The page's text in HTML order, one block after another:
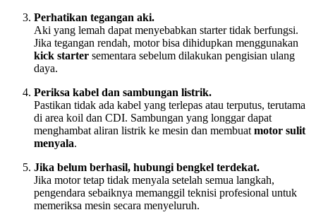
Perhatikan tegangan aki.
Aki yang lemah dapat menyebabkan starter tidak berfungsi.
Jika tegangan rendah, motor bisa dihidupkan menggunakan
kick starter sementara sebelum dilakukan pengisian ulang
daya.
Periksa kabel dan sambungan listrik.
Pastikan tidak ada kabel yang terlepas atau terputus, terutama
di area koil dan CDI. Sambungan yang longgar dapat
menghambat aliran listrik ke mesin dan membuat motor sulit
menyala.
Jika belum berhasil, hubungi bengkel terdekat.
Jika motor tetap tidak menyala setelah semua langkah,
pengendara sebaiknya memanggil teknisi profesional untuk
memeriksa mesin secara menyeluruh.